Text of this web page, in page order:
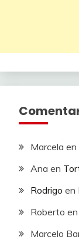
Marcela en
Ana en
Rodrigo en
Roberto en
Marcelo